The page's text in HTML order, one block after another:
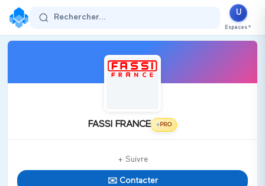
Rechercher...
U
Espaces ▼
FASSI FRANCE ⭐PRO
+ Suivre
✉️ Contacter